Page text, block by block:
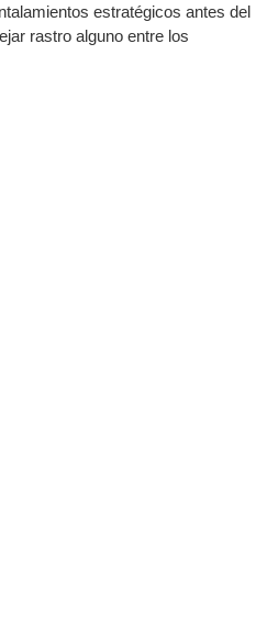
estratégicos antes del
rastro alguno entre los